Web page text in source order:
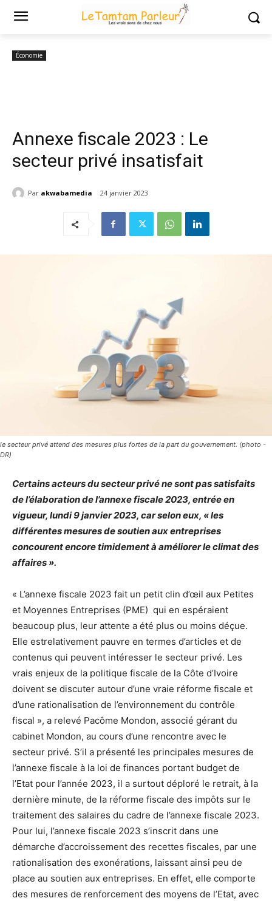
Accueil Annexe fiscale 2023 : Le secteur privé insatisfait
Économie
Annexe fiscale 2023 : Le
secteur privé insatisfait
Par akwabamedia 24 janvier 2023
le secteur privé attend des mesures plus fortes de la part du gouvernement. (photo -
DR)
Certains acteurs du secteur privé ne sont pas satisfaits
de l’élaboration de l’annexe fiscale 2023, entrée en
vigueur, lundi 9 janvier 2023, car selon eux, « les
différentes mesures de soutien aux entreprises
concourent encore timidement à améliorer le climat des
affaires ».
« L’annexe fiscale 2023 fait un petit clin d’œil aux Petites
et Moyennes Entreprises (PME) qui en espéraient
beaucoup plus, leur attente a été plus ou moins déçue.
Elle estrelativement pauvre en termes d’articles et de
contenus qui peuvent intéresser le secteur privé. Les
vrais enjeux de la politique fiscale de la Côte d’Ivoire
doivent se discuter autour d’une vraie réforme fiscale et
d’une rationalisation de l’environnement du contrôle
fiscal », a relevé Pacôme Mondon, associé gérant du
cabinet Mondon, au cours d’une rencontre avec le
secteur privé. S’il a présenté les principales mesures de
l’annexe fiscale à la loi de finances portant budget de
l’Etat pour l’année 2023, il a surtout déploré le retrait, à la
dernière minute, de la réforme fiscale des impôts sur le
traitement des salaires du cadre de l’annexe fiscale 2023.
Pour lui, l’annexe fiscale 2023 s’inscrit dans une
démarche d’accroissement des recettes fiscales, par une
rationalisation des exonérations, laissant ainsi peu de
place au soutien aux entreprises. En effet, elle comporte
des mesures de renforcement des moyens de l’Etat, avec